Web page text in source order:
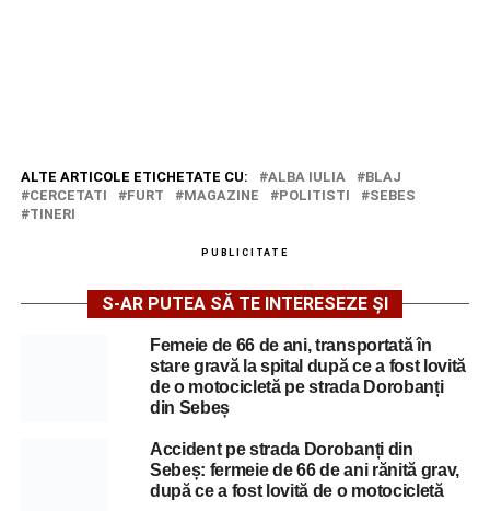
ALTE ARTICOLE ETICHETATE CU: ALBA IULIA
BLAJ
CERCETATI
FURT MAGAZINE POLITISTI
SEBES
TINERI
PUBLICITATE
S-AR PUTEA SĂ TE INTERESEZE ȘI
Femeie de 66 de ani, transportată în
stare gravă la spital după ce a fost lovită
de o motocicletă pe strada Dorobanți
din Sebeș
Accident pe strada Dorobanți din
Sebeș: fermeie de 66 de ani rănită grav,
după ce a fost lovită de o motocicletă